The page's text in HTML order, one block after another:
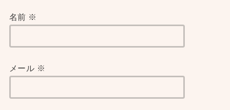
名前 ※
メール ※